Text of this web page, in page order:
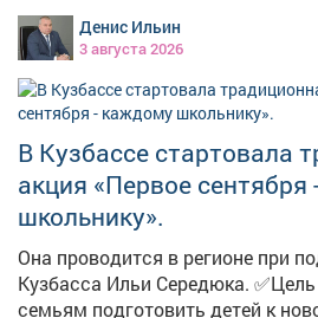
оборудование в столовой. Оно
готово к эксплуатации. Учителя
обустраивают классы. Напомню, новая современная
школа оснащена большими
залами, уютной библиотекой,
танцев. Совсем скоро здесь
жизнь.
Денис Ильин
3 августа 2026
В Кузбассе стартовала
акция «Первое
школьнику».
Она проводится в регионе при
Кузбасса Ильи Середюка. ✅Цель акции - помочь
семьям подготовить детей к